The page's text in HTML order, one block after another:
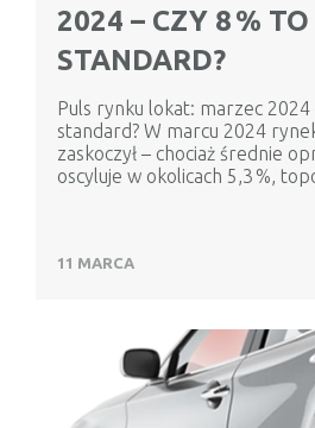
2024 – CZY 8 %
STANDARD?
Puls rynku lokat: marzec 2024
standard? W marcu 2024
zaskoczył – chociaż średnie
oscyluje w okolicach 5,3 %,
11 MARCA